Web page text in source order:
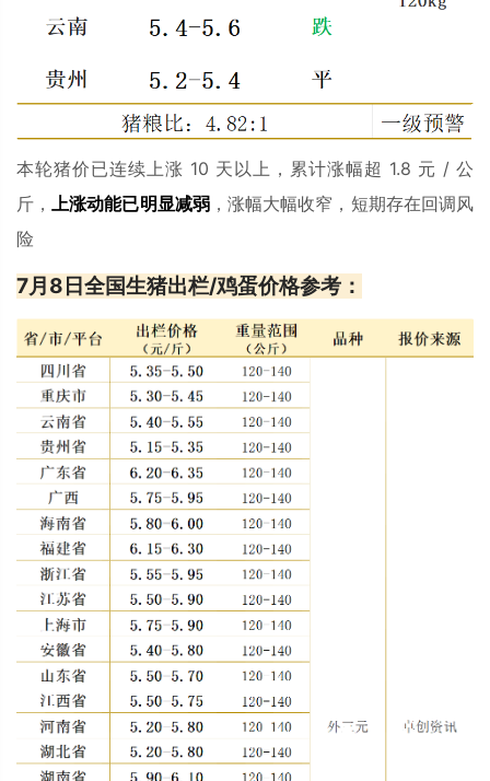
本轮猪价已连续上涨 10 天以上，累计涨幅超 1.8 元 / 公
斤，上涨动能已明显减弱，涨幅大幅收窄，短期存在回调风
险
7月8日全国生猪出栏/鸡蛋价格参考：